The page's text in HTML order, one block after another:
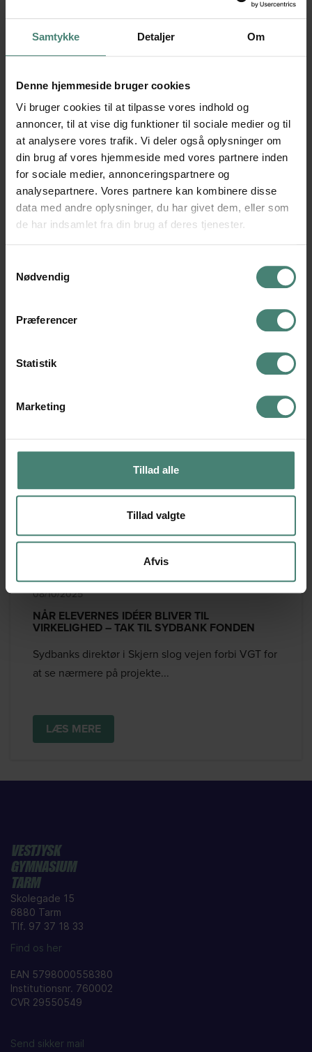
Samtykke Detaljer Om
Denne hjemmeside bruger cookies
Vi bruger cookies til at tilpasse vores indhold og
annoncer, til at vise dig funktioner til sociale medier og til
at analysere vores trafik. Vi deler også oplysninger om
din brug af vores hjemmeside med vores partnere inden
for sociale medier, annonceringspartnere og
analysepartnere. Vores partnere kan kombinere disse
data med andre oplysninger, du har givet dem, eller som
de har indsamlet fra din brug af deres tjenester.
Nødvendig
Præferencer
Statistik
Marketing
Tillad alle
Tillad valgte
Afvis
FLERE NYHEDER
17/11/2025
Danmarks Forsvars- og Vicestatsminister Troels
LÆS MERE
08/10/2025
NÅR ELEVERNES IDÉER BLIVER TIL
VIRKELIGHED – TAK TIL SYDBANK FONDEN
Sydbanks direktør i Skjern slog vejen forbi VGT for
at se nærmere på projekte...
LÆS MERE
VESTJYSK
GYMNASIUM
TARM
Skolegade 15
6880 Tarm
Tlf. 97 37 18 33
Find os her
EAN 5798000558380
Institutionsnr. 760002
CVR 29550549
Send sikker mail